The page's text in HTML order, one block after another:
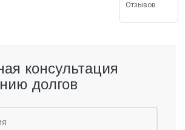
Отзывов
заказать в компании «Кассин и
заявлений, жалоб и других
судебных решений;
семейных тяжб;
вопросов, связанных с
юриста;
консультация
долгов